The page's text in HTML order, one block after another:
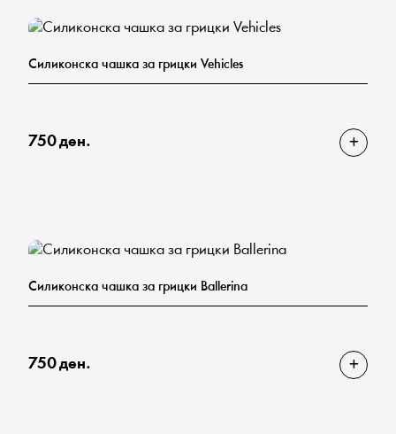
Силиконска чашка за грицки Vehicles
750 ден.
Силиконска чашка за грицки Ballerina
750 ден.